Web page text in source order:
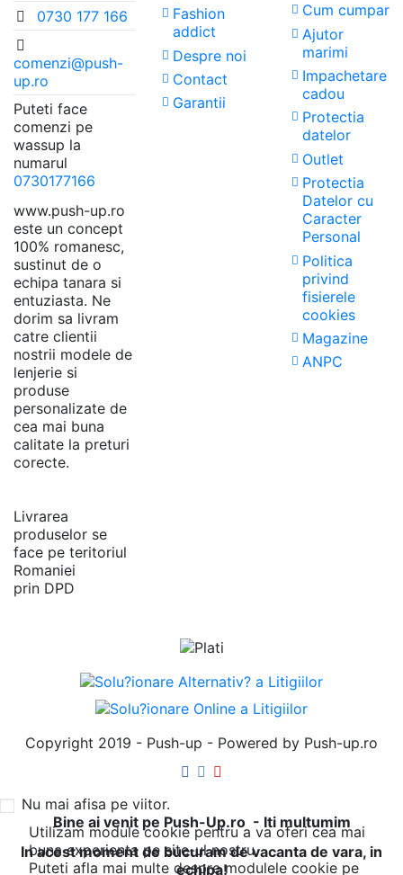
0730 177 166
comenzi@push-
up.ro
Puteti face
comenzi pe
wassup la
numarul
0730177166
www.push-up.ro
este un concept
100% romanesc,
sustinut de o
echipa tanara si
entuziasta. Ne
dorim sa livram
catre clientii
nostrii modele de
lenjerie si
produse
personalizate de
cea mai buna
calitate la preturi
corecte.
Livrarea
produselor se
face pe teritoriul
Romaniei
prin DPD
Fashion
addict
Despre noi
Contact
Garantii
Cum cumpar
Ajutor
marimi
Impachetare
cadou
Protectia
datelor
Outlet
Protectia
Datelor cu
Caracter
Personal
Politica
privind
fisierele
cookies
Magazine
ANPC
Copyright 2019 - Push-up - Powered by Push-up.ro
Utilizam module cookie pentru a va oferi cea mai
buna experienta pe site-ul nostru.
Puteti afla mai multe despre modulele cookie pe
Nu mai afisa pe viitor.
Bine ai venit pe Push-Up.ro - Iti multumim
In acest moment de bucuram de vacanta de vara, in
echipa!